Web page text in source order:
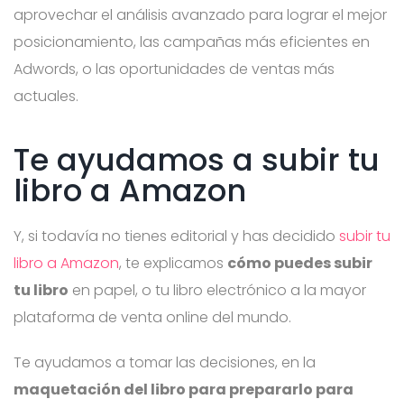
aprovechar el análisis avanzado para lograr el mejor
posicionamiento, las campañas más eficientes en
Adwords, o las oportunidades de ventas más
actuales.
Te ayudamos a subir tu
libro a Amazon
Y, si todavía no tienes editorial y has decidido subir tu
libro a Amazon, te explicamos cómo puedes subir
tu libro en papel, o tu libro electrónico a la mayor
plataforma de venta online del mundo.
Te ayudamos a tomar las decisiones, en la
maquetación del libro para prepararlo para